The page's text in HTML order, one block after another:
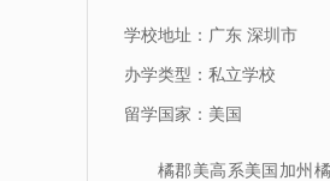
学校地址：广东 深圳市
办学类型：私立学校
留学国家：美国
橘郡美高系美国加州